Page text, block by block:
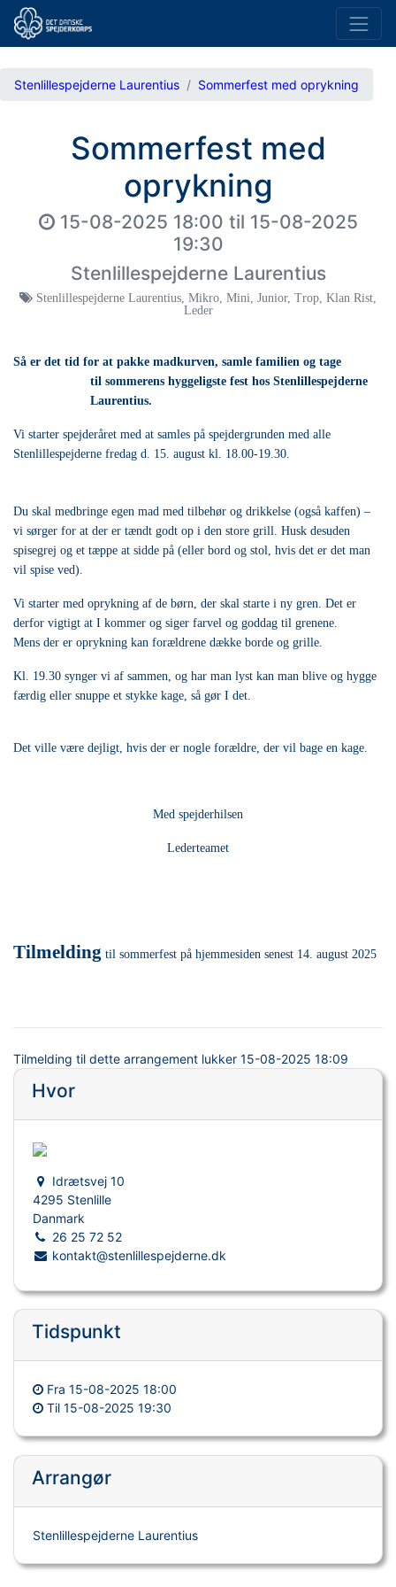
Stenlillespejderne Laurentius Sommerfest med oprykning
Sommerfest med
oprykning
15-08-2025 18:00 til 15-08-2025
19:30
Stenlillespejderne Laurentius
Stenlillespejderne Laurentius Mikro Mini Junior, Trop Klan Rist
Leder
Så er det tid for at pakke madkurven, samle familien og tage
til sommerens hyggeligste fest hos Stenlillespejderne
Laurentius.
Vi starter spejderåret med at samles på spejdergrunden med alle
Stenlillespejderne fredag d. 15. august kl. 18.00-19.30.
Du skal medbringe egen mad med tilbehør og drikkelse (også kaffen) –
vi sørger for at der er tændt godt op i den store grill. Husk desuden
spisegrej og et tæppe at sidde på (eller bord og stol, hvis det er det man
vil spise ved).
Vi starter med oprykning af de børn, der skal starte i ny gren. Det er
derfor vigtigt at I kommer og siger farvel og goddag til grenene.
Mens der er oprykning kan forældrene dække borde og grille.
Kl. 19.30 synger vi af sammen, og har man lyst kan man blive og hygge
færdig eller snuppe et stykke kage, så gør I det.
Det ville være dejligt, hvis der er nogle forældre, der vil bage en kage.
Med spejderhilsen
Lederteamet
Tilmelding til sommerfest på hjemmesiden senest 14. august 2025
Tilmelding til dette arrangement lukker 15-08-2025 18:09
Hvor
Idrætsvej 10
4295 Stenlille
Danmark
26 25 72 52
kontakt@stenlillespejderne.dk
Tidspunkt
Fra 15-08-2025 18:00
Til 15-08-2025 19:30
Arrangør
Stenlillespejderne Laurentius